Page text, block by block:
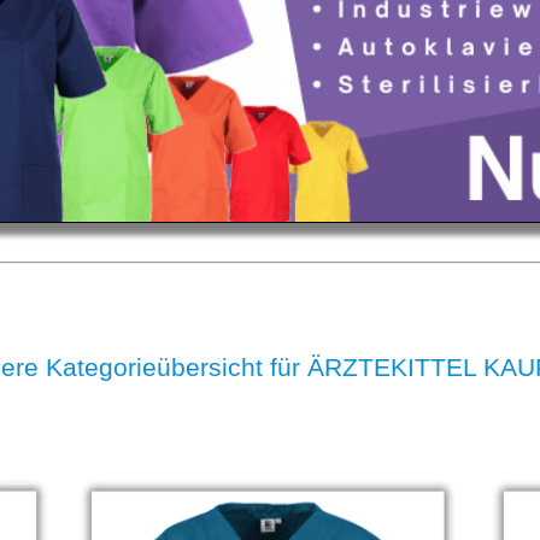
Kategorieübersicht für ÄRZTEKITTEL